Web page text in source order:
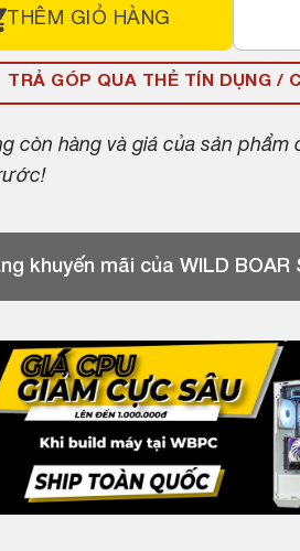
THÊM GIỎ HÀNG
TRẢ GÓP QUA THẺ TÍN DỤNG /
còn hàng và giá của sản
khuyến mãi của WILD BOAR